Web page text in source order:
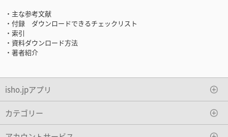
・主な参考文献
・付録 ダウンロードできるチェックリスト
・索引
・資料ダウンロード方法
・著者紹介
isho.jpアプリ
カテゴリー